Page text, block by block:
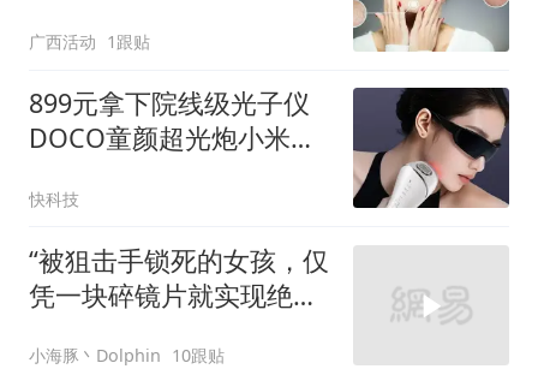
广西活动 1跟贴
899元拿下院线级光子仪
DOCO童颜超光炮小米有
快科技
“被狙击手锁死的女孩，仅
凭一块碎镜片就实现绝境
小海豚丶Dolphin 10跟贴